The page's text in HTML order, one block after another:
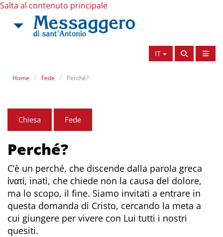
Salta al contenuto principale
IT
Home Fede Perché?
Chiesa Fede
Perché?
C’è un perché, che discende dalla parola greca
ἱνατί, inatì, che chiede non la causa del dolore,
ma lo scopo, il fine. Siamo invitati a entrare in
questa domanda di Cristo, cercando la meta a
cui giungere per vivere con Lui tutti i nostri
quesiti.